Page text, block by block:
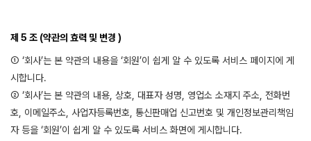
제 5 조 (약관의 효력 및 변경 )
① ‘회사’는 본 약관의 내용을 ‘회원’이 쉽게 알 수 있도록 서비스 페이지에 게
시합니다.
② ‘회사’는 본 약관의 내용, 상호, 대표자 성명, 영업소 소재지 주소, 전화번
호, 이메일주소, 사업자등록번호, 통신판매업 신고번호 및 개인정보관리책임
자 등을 ‘회원’이 쉽게 알 수 있도록 서비스 화면에 게시합니다.